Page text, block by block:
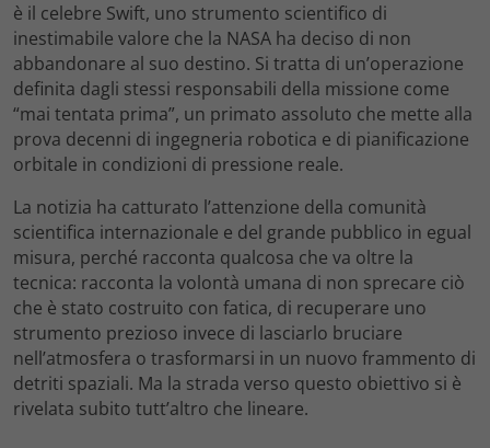
è il celebre Swift, uno strumento scientifico di
inestimabile valore che la NASA ha deciso di non
abbandonare al suo destino. Si tratta di un’operazione
definita dagli stessi responsabili della missione come
“mai tentata prima”, un primato assoluto che mette alla
prova decenni di ingegneria robotica e di pianificazione
orbitale in condizioni di pressione reale.
La notizia ha catturato l’attenzione della comunità
scientifica internazionale e del grande pubblico in egual
misura, perché racconta qualcosa che va oltre la
tecnica: racconta la volontà umana di non sprecare ciò
che è stato costruito con fatica, di recuperare uno
strumento prezioso invece di lasciarlo bruciare
nell’atmosfera o trasformarsi in un nuovo frammento di
detriti spaziali. Ma la strada verso questo obiettivo si è
rivelata subito tutt’altro che lineare.